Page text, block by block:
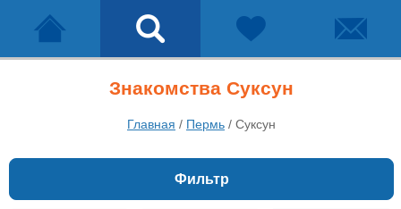
Знакомства Суксун
Главная / Пермь / Суксун
Фильтр